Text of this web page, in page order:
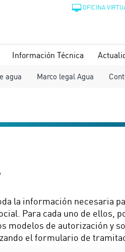
OFICINA
agua Marco legal Agua
Información Técnica
la información necesaria
Para cada uno de ellos,
modelos de autorización y
el formulario de